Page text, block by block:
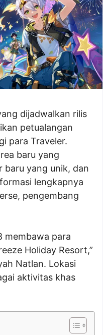
dijadwalkan rilis
petualangan
para Traveler.
baru yang
baru yang unik, dan
lengkapnya
pengembang
membawa para
Holiday Resort,”
Natlan. Lokasi
aktivitas khas